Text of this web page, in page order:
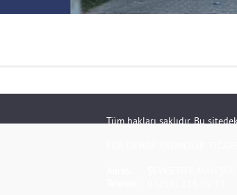
Tüm hakları saklıdır. Bu